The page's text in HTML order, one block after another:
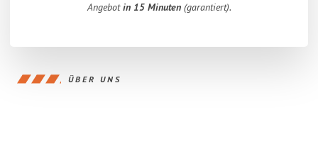
Angebotin 15 Minuten(garantiert).
ÜBER UNS